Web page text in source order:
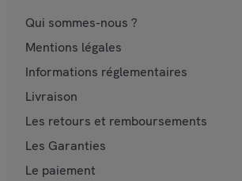
Qui sommes-nous ?
Mentions légales
Informations réglementaires
Livraison
Les retours et remboursements
Les Garanties
Le paiement